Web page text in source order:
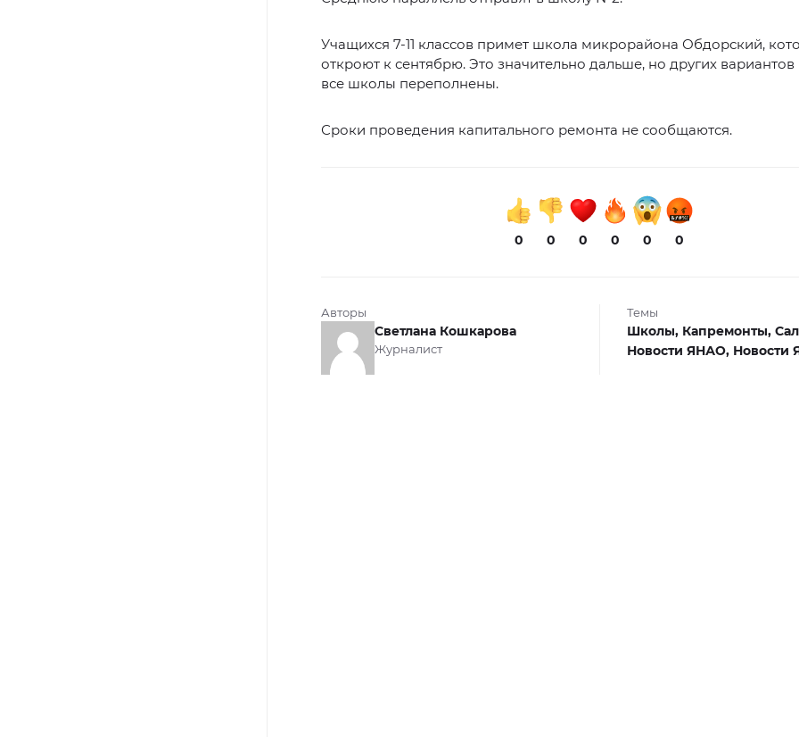
Учащихся 7-11 классов примет школа микрорайона Обдорский,
откроют к сентябрю. Это значительно дальше, но других
все школы переполнены.
Сроки проведения капитального ремонта не сообщаются.
0 0 0 0 0 0
Авторы
Светлана Кошкарова
Журналист
Темы
Школы, Капремонты,
Новости ЯНАО, Новости